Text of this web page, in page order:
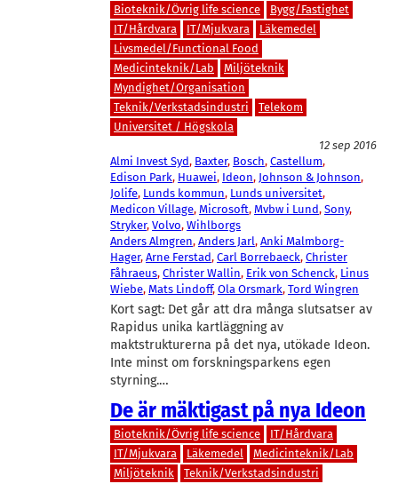
Bioteknik/Övrig life science
Bygg/Fastighet
IT/Hårdvara
IT/Mjukvara
Läkemedel
Livsmedel/Functional Food
Medicinteknik/Lab
Miljöteknik
Myndighet/Organisation
Teknik/Verkstadsindustri
Telekom
Universitet / Högskola
12 sep 2016
Almi Invest Syd, Baxter, Bosch, Castellum
Edison Park, Huawei, Ideon, Johnson & Johnson
Jolife, Lunds kommun, Lunds universitet
Medicon Village, Microsoft, Mvbw i Lund, Sony
Stryker, Volvo, Wihlborgs
Anders Almgren, Anders Jarl, Anki Malmborg-
Hager, Arne Ferstad, Carl Borrebaeck, Christer
Fåhraeus, Christer Wallin, Erik von Schenck, Linus
Wiebe, Mats Lindoff, Ola Orsmark, Tord Wingren
Kort sagt: Det går att dra många slutsatser av
Rapidus unika kartläggning av
maktstrukturerna på det nya, utökade Ideon.
Inte minst om forskningsparkens egen
styrning.…
De är mäktigast på nya Ideon
Bioteknik/Övrig life science
IT/Hårdvara
IT/Mjukvara
Läkemedel
Medicinteknik/Lab
Miljöteknik
Teknik/Verkstadsindustri